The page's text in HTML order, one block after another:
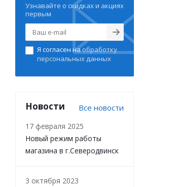
Узнавайте о скидках и акциях
первым
Я согласен наобработку
персональных данных
Новости Все новости
17 февраля 2025
Новый режим работы
магазина в г.Северодвинск
3 октября 2023